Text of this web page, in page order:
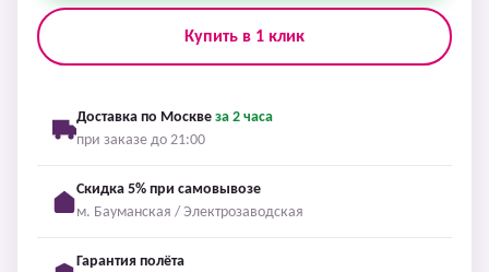
Купить в 1 клик
Доставка по Москве за 2 часа
при заказе до 21:00
Скидка 5% при самовывозе
м. Бауманская / Электрозаводская
Гарантия полёта